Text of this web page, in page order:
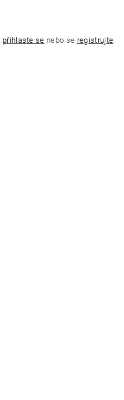
přihlaste se nebo se registrujte.